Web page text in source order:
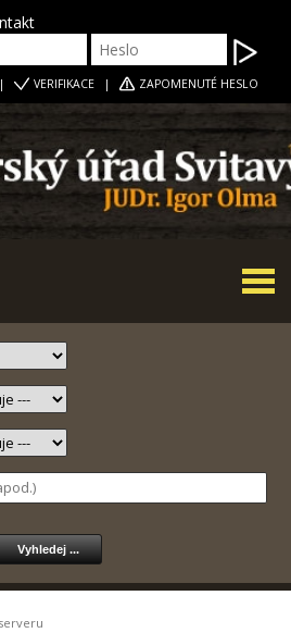
VERIFIKACE | ZAPOMENUTÉ HESLO